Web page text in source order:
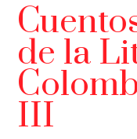
de la
III